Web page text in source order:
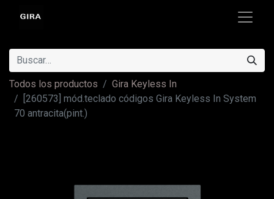
Todos los productos
Gira Keyless In
[260573] mód.teclado códigos Gira Keyless In System
70 antracita(pint.)